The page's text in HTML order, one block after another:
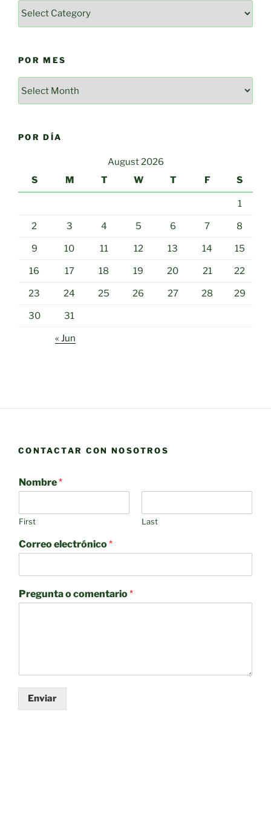
Categorías
POR MES
mes
POR DÍA
August 2026
S
M T W T F S
1
2 3 4 5 6 7 8
9 10 11 12 13 14 15
16 17 18 19 20 21 22
23 24 25 26 27 28 29
30 31
« Jun
CONTACTAR CON NOSOTROS
Nombre*
First Last
Correo electrónico*
Pregunta o comentario*
Enviar